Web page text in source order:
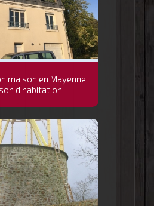
maison en Mayenne
d'habitation